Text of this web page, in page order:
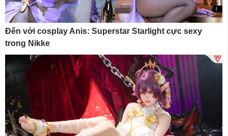
Đến với cosplay Anis: Superstar Starlight cực sexy
trong Nikke